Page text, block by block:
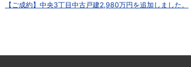
【ご成約】中央3丁目中古戸建2,980万円を追加しました。